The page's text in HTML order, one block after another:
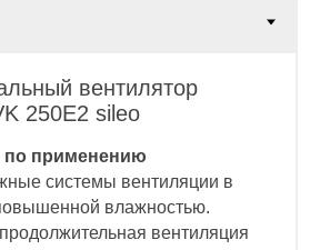
вентилятор
250E2 sileo
по применению
системы вентиляции в
влажностью.
вентиляция